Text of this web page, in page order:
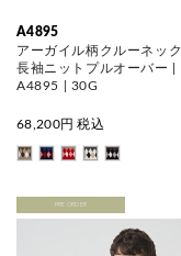
A4895
アーガイル柄クルーネック
長袖ニットプルオーバー |
A4895 | 30G
68,200円 税込
PRE ORDER